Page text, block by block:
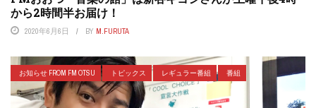
から2時間半お届け！
2020年6月6日 BY M.FURUTA
お知らせ FROM FM OTSU トピックス レギュラー番組 番組